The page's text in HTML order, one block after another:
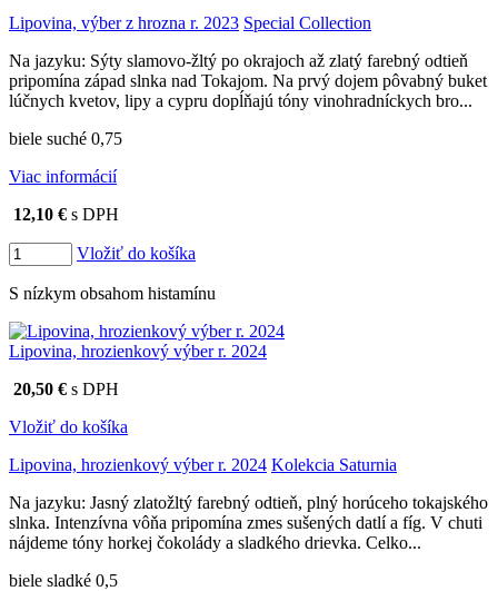
Lipovina, výber z hrozna r. 2023 Special Collection
Na jazyku: Sýty slamovo-žltý po okrajoch až zlatý farebný odtieň
pripomína západ slnka nad Tokajom. Na prvý dojem pôvabný buket
lúčnych kvetov, lipy a cypru dopĺňajú tóny vinohradníckych bro...
biele suché 0,75
Viac informácií
12,10 € s DPH
Vložiť do košíka
S nízkym obsahom histamínu
Lipovina, hrozienkový výber r. 2024
20,50 € s DPH
Vložiť do košíka
Lipovina, hrozienkový výber r. 2024 Kolekcia Saturnia
Na jazyku: Jasný zlatožltý farebný odtieň, plný horúceho tokajského
slnka. Intenzívna vôňa pripomína zmes sušených datlí a fíg. V chuti
nájdeme tóny horkej čokolády a sladkého drievka. Celko...
biele sladké 0,5